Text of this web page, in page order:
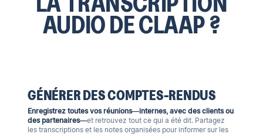
AUDIO DE CLAAP ?
GÉNÉRER DES COMPTES-RENDUS
Enregistrez toutes vos réunions—internes, avec des clients ou
des partenaires—et retrouvez tout ce qui a été dit. Partagez
les transcriptions et les notes organisées pour informer sur les